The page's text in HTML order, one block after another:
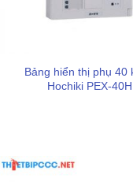
Bảng hiển thị phụ 40
Hochiki PEX-40H